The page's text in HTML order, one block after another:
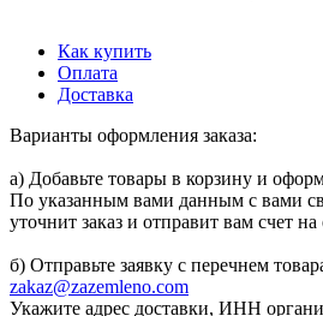
Как купить
Оплата
Доставка
Варианты оформления заказа:
а) Добавьте товары в корзину и
По указанным вами данным с вами
уточнит заказ и отправит вам счет на
б) Отправьте заявку с перечнем
zakaz@zazemleno.com
Укажите адрес доставки, ИНН